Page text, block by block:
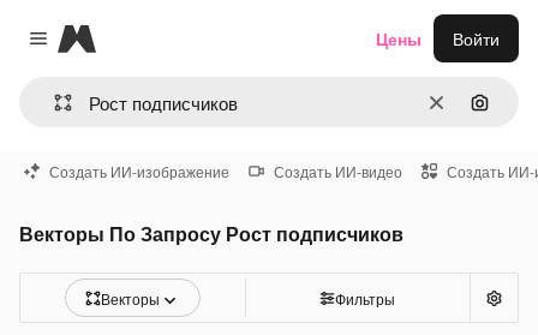
Close menu
Magnific
ОчиститьПоиск
Цены Войти
Создать ИИ-изображение Создать ИИ-видео Создать ИИ-
Векторы По Запросу Рост подписчиков
Векторы Фильтры